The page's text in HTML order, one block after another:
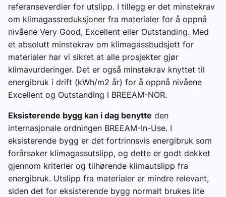
referanseverdier for utslipp. I tillegg er det minstekrav
om klimagassreduksjoner fra materialer for å oppnå
nivåene Very Good, Excellent eller Outstanding. Med
et absolutt minstekrav om klimagassbudsjett for
materialer har vi sikret at alle prosjekter gjør
klimavurderinger. Det er også minstekrav knyttet til
energibruk i drift (kWh/m2 år) for å oppnå nivåene
Excellent og Outstanding i BREEAM-NOR.
Eksisterende bygg kan i dag benytte den
internasjonale ordningen BREEAM-In-Use. I
eksisterende bygg er det fortrinnsvis energibruk som
forårsaker klimagassutslipp, og dette er godt dekket
gjennom kriterier og tilhørende klimautslipp fra
energibruk. Utslipp fra materialer er mindre relevant,
siden det for eksisterende bygg normalt brukes lite